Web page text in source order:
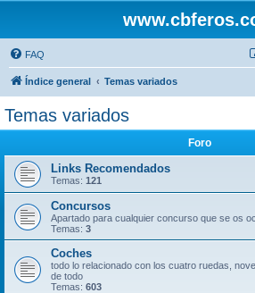
FAQ
Índice general Temas variados
Temas variados
Foro
Links Recomendados
Temas: 121
Concursos
Apartado para cualquier concurso que se os
Temas: 3
Coches
todo lo relacionado con los cuatro ruedas,
de todo
Temas: 603